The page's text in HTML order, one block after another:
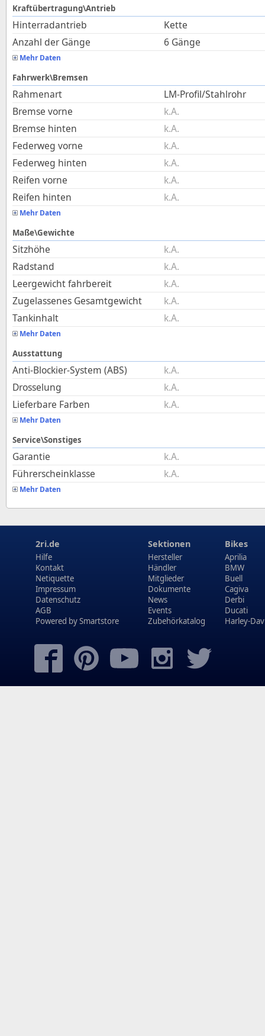
Kraftübertragung\Antrieb
Hinterradantrieb
Kette
Anzahl der Gänge
6 Gänge
Mehr Daten
Fahrwerk\Bremsen
Rahmenart
LM-Profil/Stahlrohr
Bremse vorne
k.A.
Bremse hinten
k.A.
Federweg vorne
k.A.
Federweg hinten
k.A.
Reifen vorne
k.A.
Reifen hinten
k.A.
Mehr Daten
Maße\Gewichte
Sitzhöhe
k.A.
Radstand
k.A.
Leergewicht fahrbereit
k.A.
Zugelassenes Gesamtgewicht
k.A.
Tankinhalt
k.A.
Mehr Daten
Ausstattung
Anti-Blockier-System (ABS)
k.A.
Drosselung
k.A.
Lieferbare Farben
k.A.
Mehr Daten
Service\Sonstiges
Garantie
k.A.
Führerscheinklasse
k.A.
Mehr Daten
2ri.de
Hilfe
Kontakt
Netiquette
Impressum
Datenschutz
AGB
Powered bySmartstore
Sektionen
Hersteller
Händler
Mitglieder
Dokumente
News
Events
Zubehörkatalog
Bikes
Aprilia
BMW
Buell
Cagiva
Derbi
Ducati
Harley-